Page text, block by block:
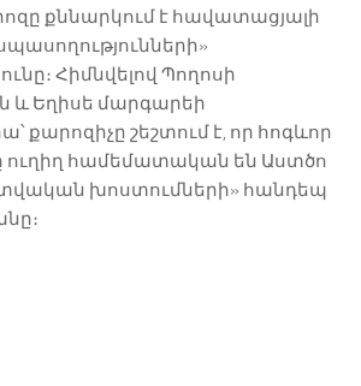
քննարկում է հավատացյալի
սպասողությունների»
Հիմնվելով Պողոսի
և Եղիսե մարգարեի
քարոզիչը շեշտում է, որ հոգևոր
համեմատական են Աստծո
խոստումների» հանդեպ